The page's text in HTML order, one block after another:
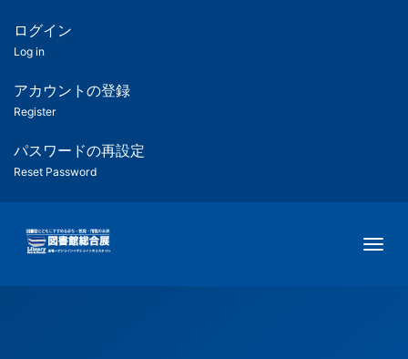
ツ
匿
名
ユ
ー
ー
用
メ
ログイン
Log in
アカウントの登録
Register
パスワードの再設定
Reset Password